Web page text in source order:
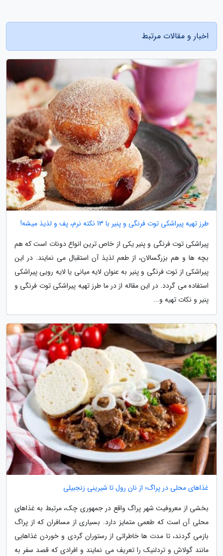
اخبار و مقالات مرتبط
طرز تهیه پیراشکی توت فرنگی و پنیر با 13 نکته نرم، پف و لذیذ میشه!
پیراشکی توت فرنگی و پنیر یکی از خاص ترین انواع دونات است که هم
بچه ها و هم بزرگسالان، از طعم لذیذ آن استقبال می نمایند. در این
پیراشکی از توت فرنگی و پنیر به عنوان لایه میانی یا لایه رویی پیراشکی
استفاده می گردد. در این مقاله از در ما طرز تهیه پیراشکی توت فرنگی و
پنیر و نکات تهیه و...
غذاهای محلی در پراگ؛ از نان رول تا شیرینی زنجبیلی
بخشی از معروفیت شهر پراگ واقع در جمهوری چک، مرتبط به غذاهای
محلی آن است که طعمی متمایز دارد. بسیاری از مسافران که از پراگ
بازمی گردند، تا مدت ها خاطراتی از رستوران گردی و خوردن غذاهایی
مانند گولاش و تردلنیک را تعریف می نمایند و افرادی که قصد سفر به